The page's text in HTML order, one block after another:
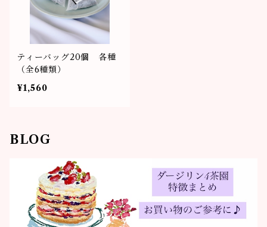
ティーバッグ20個 各種
（全6種類）
¥1,560
BLOG